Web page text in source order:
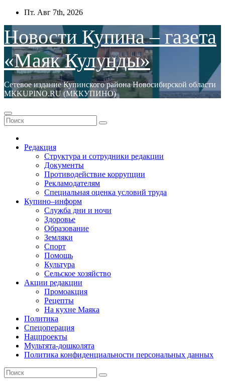
Перейти
содержимому
Пт. Авг 7th, 2026
Новости Купина – газета
«Маяк Кулунды»
Сетевое издание Купинского района Новосибирской области
МКKUPINO.RU (МККУПИНО)
Редакция
Структура и сотрудники редакции
Документы
Противодействие коррупции
Рекламодателям
Специальная оценка условий труда
Купино–информ
Служба дни и ночи
Здоровье
Образование
Земляки
Спорт
Помощь
Культура
Сельское хозяйство
Акции редакции
Промоакция
Рецепты
На кухне Маяка
Политика
Спецоперация
Нацпроекты
Мультята-дошколята
Политика конфиденциальности персональных данных